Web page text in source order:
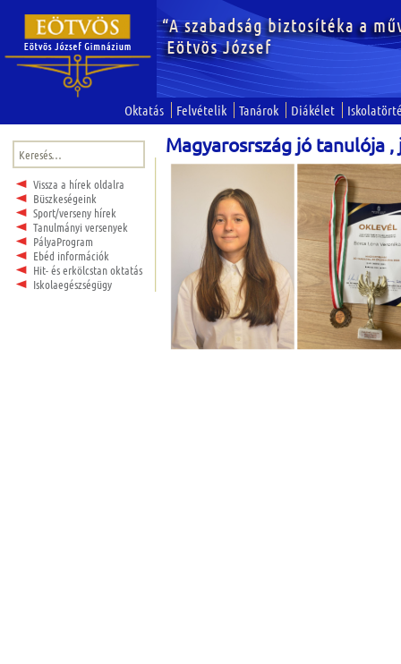
Oktatás Felvételik Tanárok Diákélet
Keresés:
Vissza a hírek oldalra
Büszkeségeink
Sport/verseny hírek
Tanulmányi versenyek
PályaProgram
Ebéd információk
Hit- és erkölcstan oktatás
Iskolaegészségügy
Magyarosrszág jó tanulója